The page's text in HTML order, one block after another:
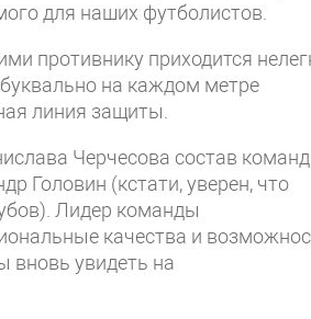
для наших футболистов.
противнику приходится
на каждом метре
линия защиты.
Черчесова состав
Головин (кстати, уверен, что
Лидер команды
качества и
вновь увидеть на